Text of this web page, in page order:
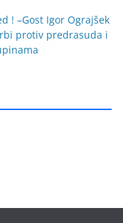
! –Gost Igor Ograjšek
protiv predrasuda i